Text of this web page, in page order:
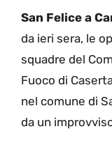
San Felice a
da ieri sera, le
squadre del
Fuoco di
nel comune di
da un